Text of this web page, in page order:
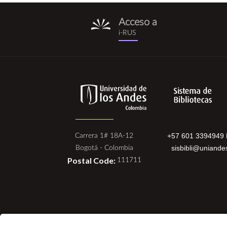
i-
rus.png
Acceso a
i-RUS
Carrera 1# 18A-12
Bogotá - Colombia
Postal Code: 111711
+57 601 3394949